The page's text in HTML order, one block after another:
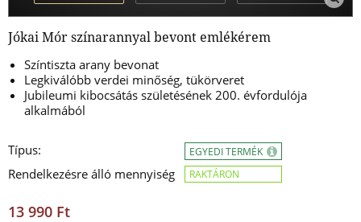
Jókai Mór színarannyal bevont emlékérem
Színtiszta arany bevonat
Legkiválóbb verdei minőség, tükörveret
Jubileumi kibocsátás születésének 200. évfordulója
alkalmából
Típus:
Rendelkezésre álló mennyiség
EGYEDI TERMÉK
RAKTÁRON
13 990 Ft